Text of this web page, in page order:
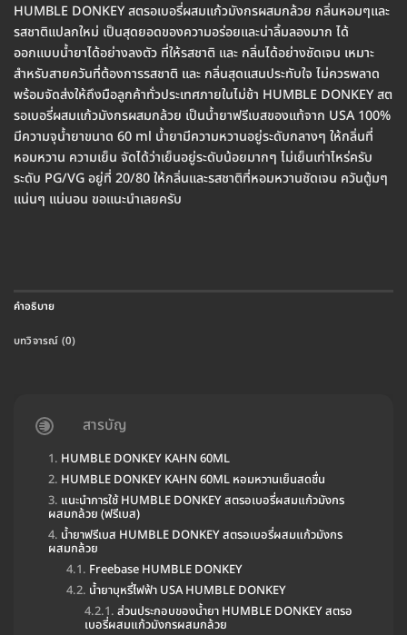
HUMBLE DONKEY สตรอเบอรี่ผสมแก้วมังกรผสมกล้วย กลิ่นหอมๆและ
รสชาติแปลกใหม่ เป็นสุดยอดของความอร่อยและน่าลิ้มลองมาก ได้
ออกแบบน้ำยาได้อย่างลงตัว ที่ให้รสชาติ และ กลิ่นได้อย่างชัดเจน เหมาะ
สำหรับสายควันที่ต้องการรสชาติ และ กลิ่นสุดแสนประทับใจ ไม่ควรพลาด
พร้อมจัดส่งให้ถึงมือลูกค้าทั่วประเทศภายในไม่ช้า HUMBLE DONKEY สต
รอเบอรี่ผสมแก้วมังกรผสมกล้วย เป็นน้ำยาฟรีเบสของแท้จาก USA 100%
มีความจุน้ำยาขนาด 60 ml น้ำยามีความหวานอยู่ระดับกลางๆ ให้กลิ่นที่
หอมหวาน ความเย็น จัดได้ว่าเย็นอยู่ระดับน้อยมากๆ ไม่เย็นเท่าไหร่ครับ
ระดับ PG/VG อยู่ที่ 20/80 ให้กลิ่นและรสชาติที่หอมหวานชัดเจน ควันตู้มๆ
แน่นๆ แน่นอน ขอแนะนำเลยครับ
คำอธิบาย
บทวิจารณ์ (0)
สารบัญ
HUMBLE DONKEY KAHN 60ML
HUMBLE DONKEY KAHN 60ML หอมหวานเย็นสดชื่น
แนะนำการใช้ HUMBLE DONKEY สตรอเบอรี่ผสมแก้วมังกร
ผสมกล้วย (ฟรีเบส)
น้ำยาฟรีเบส HUMBLE DONKEY สตรอเบอรี่ผสมแก้วมังกร
ผสมกล้วย
Freebase HUMBLE DONKEY
น้ำยาบุหรี่ไฟฟ้า USA HUMBLE DONKEY
ส่วนประกอบของน้ำยา HUMBLE DONKEY สตรอ
เบอรี่ผสมแก้วมังกรผสมกล้วย